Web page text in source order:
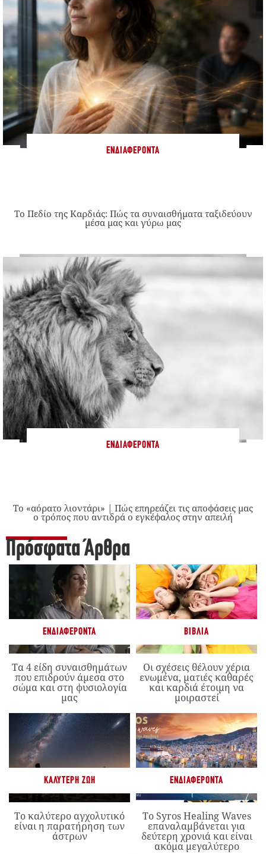
ΕΝΔΙΑΦΈΡΟΝΤΑ
Το Πεδίο της Καρδιάς: Πώς τα συναισθήματα ταξιδεύουν
μέσα μας και γύρω μας
ΕΝΔΙΑΦΈΡΟΝΤΑ
Το «αόρατο λιοντάρι» | Πώς επηρεάζει τις αποφάσεις μας
ο τρόπος που αντιδρά ο εγκέφαλος στην απειλή
Πρόσφατα Άρθρα
ΕΝΔΙΑΦΈΡΟΝΤΑ
Τα 4 είδη συναισθημάτων
που επιδρούν άμεσα στο
σώμα και στη φυσιολογία
μας
ΒΙΒΛΊΑ
Οι σχέσεις θέλουν χέρια
ενωμένα, ματιές καθαρές
και καρδιά έτοιμη να
μοιραστεί
ΚΑΛΎΤΕΡΗ ΖΩΉ
Το καλύτερο αγχολυτικό
είναι η παρατήρηση των
άστρων
ΕΝΔΙΑΦΈΡΟΝΤΑ
Το Syros Healing Waves
επαναλαμβάνεται για
δεύτερη χρονιά και είναι
ακόμα μεγαλύτερο